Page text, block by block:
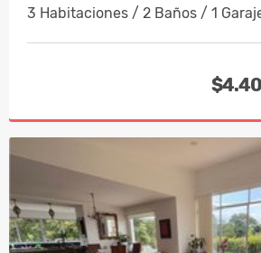
3 Habitaciones / 2 Baños / 1